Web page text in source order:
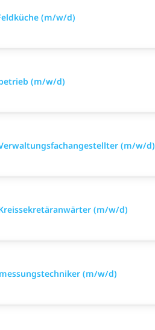
(m/w/d)
(m/w/d)
(m/w/d)
(m/w/d)
(m/w/d)